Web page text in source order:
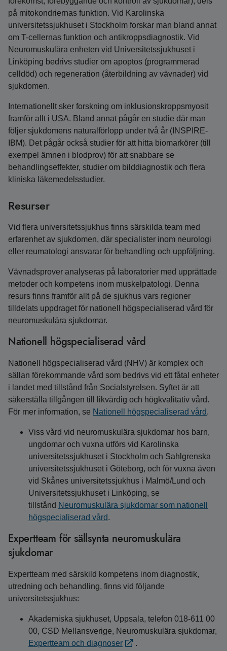
på mitokondriernas funktion. Vid Karolinska
universitetssjukhuset i Stockholm forskar man bland annat
om T-cellernas funktion och antikroppsdiagnostik. Vid
Neuromuskulära enheten vid Universitetssjukhuset i
Linköping bedrivs studier om apoptos (programmerad
celldöd) och regeneration (återbildning av vävnader) vid
sjukdomen.
Internationellt sker forskning om inklusionskroppsmyosit
framför allt i USA. Bland annat pågår en studie där man
följer sjukdomens naturalförlopp under två år (INSPIRE-
IBM). Det pågår också studier för att hitta biomarkörer (till
exempel ämnen i blodprov) för att snabbare se
behandlingseffekter, studier om bilddiagnostik och flera
kliniska läkemedelsstudier.
Resurser
Vid flera universitetssjukhus finns särskilda team med
erfarenhet av sjukdomen, där specialister inom neurologi
eller reumatologi ansvarar för behandling och uppföljning.
Vävnadsprover analyseras på laboratorier med upprättade
metoder och kompetens inom muskelpatologi. Denna
resurs finns framför allt på de sjukhus vars regioner
tilldelats uppdraget för nationell högspecialiserad vård för
neuromuskulära sjukdomar.
Nationell högspecialiserad vård
Nationell högspecialiserad vård (NHV) är komplex och
sällan förekommande vård som bedrivs vid ett fåtal enheter
i landet med tillstånd från Socialstyrelsen. Syftet är att
säkerställa tillgången till likvärdig och högkvalitativ vård.
För mer information, se Nationell högspecialiserad vård.
Viss vård vid neuromuskulära sjukdomar hos barn,
ungdomar och vuxna utförs vid Karolinska
universitetssjukhuset i Stockholm och Sahlgrenska
universitetssjukhuset i Göteborg, och för vuxna även
vid Skånes universitetssjukhus i Malmö/Lund och
Universitetssjukhuset i Linköping, se
tillstånd Neuromuskulära sjukdomar som nationell
högspecialiserad vård.
Expertteam för sällsynta neuromuskulära
sjukdomar
Expertteam med särskild kompetens inom diagnostik,
utredning och behandling, finns vid följande
universitetssjukhus:
Akademiska sjukhuset, Uppsala, telefon 018-611 00
00, CSD Mellansverige, Neuromuskulära sjukdomar,
Expertteam och diagnoser
.